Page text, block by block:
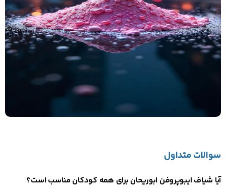
سوالات متداول
آیا شیاف ایبوپروفن ابوریحان برای همه کودکان مناسب است؟